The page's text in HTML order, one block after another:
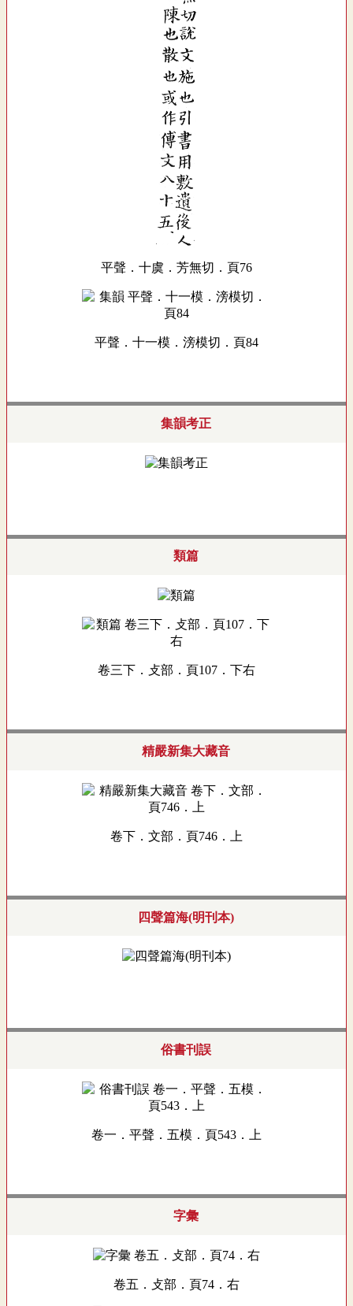
平聲．十虞．芳無切．頁76
平聲．十一模．滂模切．頁84
集韻考正
類篇
卷三下．攴部．頁107．下右
精嚴新集大藏音
卷下．文部．頁746．上
四聲篇海(明刊本)
俗書刊誤
卷一．平聲．五模．頁543．上
字彙
卷五．攴部．頁74．右